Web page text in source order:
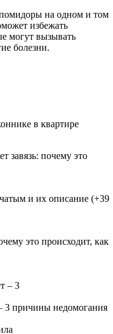
на одном и том
избежать
могут вызывать
болезни.
в квартире
завязь: почему это
и их описание (+39
это происходит, как
3 причины недомогания